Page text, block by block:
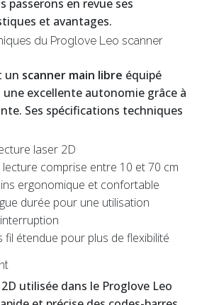
passerons en revue ses
et avantages.
du Proglove Leo scanner
un scanner main libre équipé
excellente autonomie grâce à
Ses spécifications techniques
laser 2D
comprise entre 10 et 70 cm
ergonomique et confortable
durée pour une utilisation
fil étendue pour plus de flexibilité
utilisée dans le Proglove Leo